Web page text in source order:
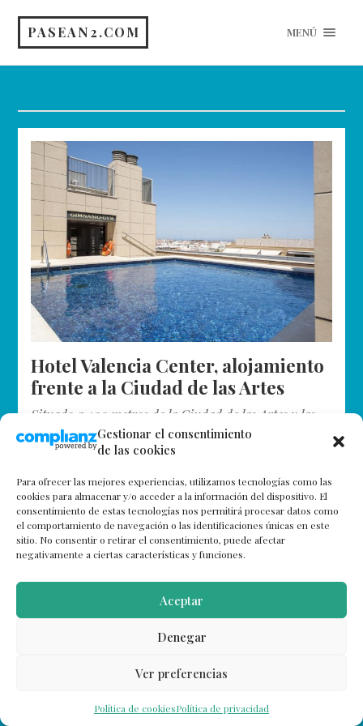
Gestionar el consentimiento
de las cookies
Para ofrecer las mejores experiencias, utilizamos tecnologías como las
cookies para almacenar y/o acceder a la información del dispositivo. El
consentimiento de estas tecnologías nos permitirá procesar datos como
el comportamiento de navegación o las identificaciones únicas en este
sitio. No consentir o retirar el consentimiento, puede afectar
negativamente a ciertas características y funciones.
Aceptar
Denegar
Ver preferencias
Política de cookiesPolítica de privacidad
PASEAN2.COM MENÚ
Hotel Valencia Center, alojamiento
frente a la Ciudad de las Artes
Situado a 400 metros de la Ciudad de las Artes y las
Ciencias, el Hotel Valencia Center es una buena opción
para alojarse en la Ciudad del Túria…